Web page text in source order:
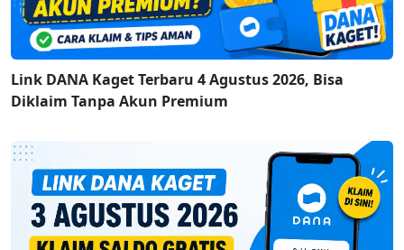
Link DANA Kaget Terbaru 4 Agustus 2026, Bisa
Diklaim Tanpa Akun Premium